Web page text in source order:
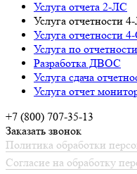
Услуга отчета 2-ЛС
Услуга отчетности
Услуга отчетности
Услуга по
Разработка ДВОС
Услуга сдача
Услуга отчет
+7 (800) 707-35-13
Заказать звонок
Политика обработки
Согласие на обработку